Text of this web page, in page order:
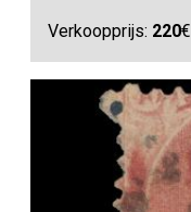
Verkoopprijs: 220€